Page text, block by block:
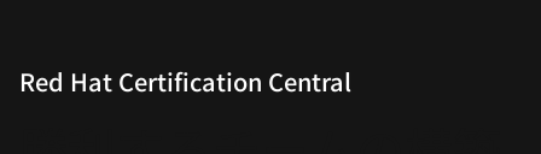
Red Hat Certification Central